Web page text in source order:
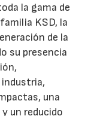
la gama de
KSD, la
de la
su presencia
una
un reducido